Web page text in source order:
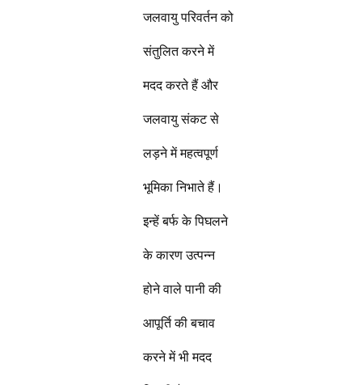
जलवायु परिवर्तन को
संतुलित करने में
मदद करते हैं और
जलवायु संकट से
लड़ने में महत्वपूर्ण
भूमिका निभाते हैं।
इन्हें बर्फ के पिघलने
के कारण उत्पन्न
होने वाले पानी की
आपूर्ति की बचाव
करने में भी मदद